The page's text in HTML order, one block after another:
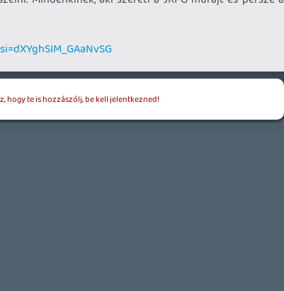
hogy te is hozzászólj, be kell jelentkezned!